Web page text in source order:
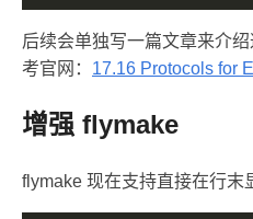
后续会单独写一篇文章来介
考官网： 17.16 Protocols for
增强 flymake
flymake 现在支持直接在行末